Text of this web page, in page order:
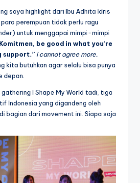
saya highlight dari Ibu Adhita Idris
perempuan tidak perlu ragu
untuk menggapai mimpi-mimpi
be good in what you’re
support.” I cannot agree more.
kita butuhkan agar selalu bisa punya
depan.
I Shape My World tadi, tiga
Indonesia yang digandeng oleh
bagian dari movement ini. Siapa saja